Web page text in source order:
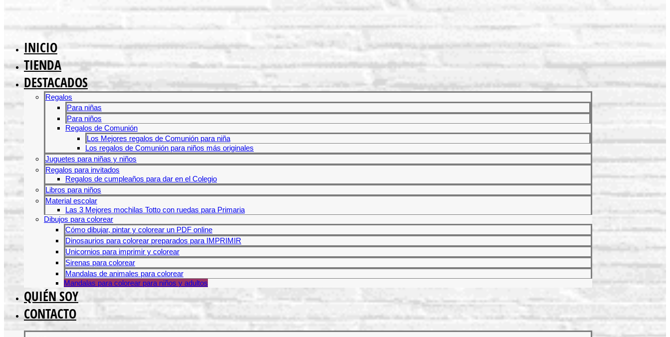
INICIO
TIENDA
DESTACADOS
Regalos
Para niñas
Para niños
Regalos de Comunión
Los Mejores regalos de Comunión para niña
Los regalos de Comunión para niños más originales
Juguetes para niñas y niños
Regalos para invitados
Regalos de cumpleaños para dar en el Colegio
Libros para niños
Material escolar
Las 3 Mejores mochilas Totto con ruedas para Primaria
Dibujos para colorear
Cómo dibujar, pintar y colorear un PDF online
Dinosaurios para colorear preparados para IMPRIMIR
Unicornios para imprimir y colorear
Sirenas para colorear
Mandalas de animales para colorear
Mandalas para colorear para niños y adultos
QUIÉN SOY
CONTACTO